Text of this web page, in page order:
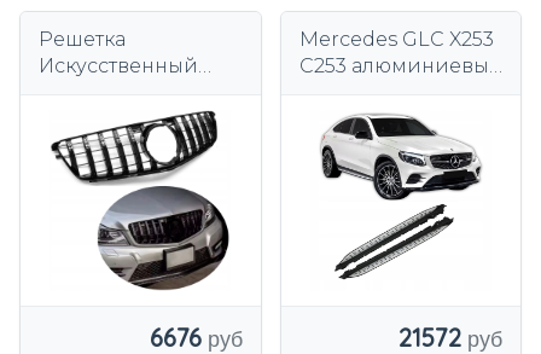
Решетка
Искусственный
class W204 07-10 GT
PANAMERICANA
Черный
6676
Mercedes GLC X253
C253 алюминиевые
е пороги
21572